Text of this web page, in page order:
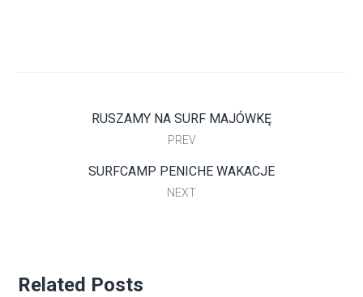
RUSZAMY NA SURF MAJÓWKĘ
PREV
SURFCAMP PENICHE WAKACJE
NEXT
Related Posts